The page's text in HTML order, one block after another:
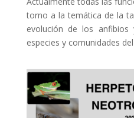
torno a la temática de la
evolución de los
especies y comunidades